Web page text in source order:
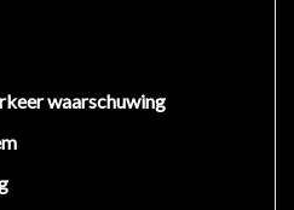
waarschuwing